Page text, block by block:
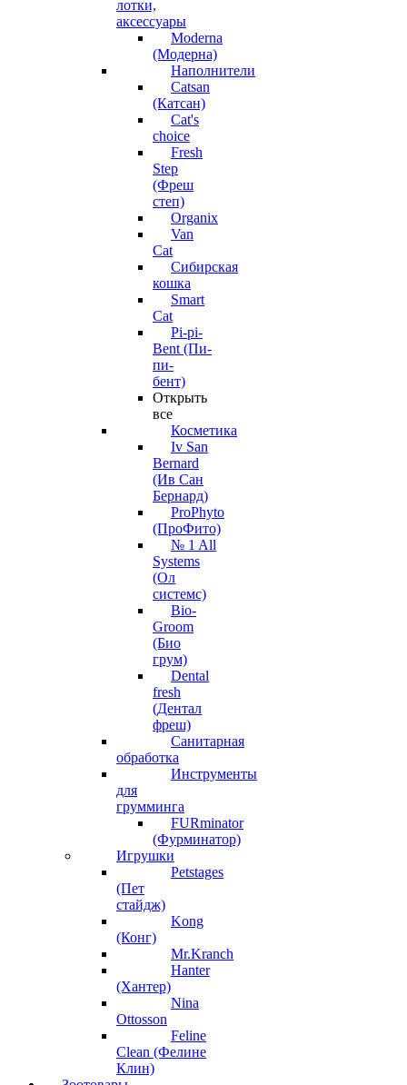
лотки,
аксессуары
Moderna
(Модерна)
Наполнители
Catsan
(Катсан)
Cat's
choice
Fresh
Step
(Фреш
степ)
Organix
Van
Cat
Сибирская
кошка
Smart
Cat
Pi-pi-
Bent (Пи-
пи-
бент)
Открыть
все
Косметика
Iv San
Bernard
(Ив Сан
Бернард)
ProPhyto
(ПроФито)
№ 1 All
Systems
(Ол
системс)
Bio-
Groom
(Био
грум)
Dental
fresh
(Дентал
фреш)
Санитарная
обработка
Инструменты
для
грумминга
FURminator
(Фурминатор)
Игрушки
Petstages
(Пет
стайдж)
Kong
(Конг)
Mr.Kranch
Hanter
(Хантер)
Nina
Ottosson
Feline
Clean (Фелине
Клин)